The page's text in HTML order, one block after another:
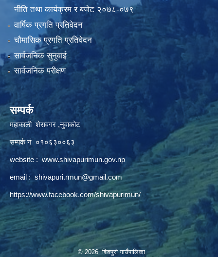
नीति तथा कार्यक्रम र बजेट २०७८-०७९
वार्षिक प्रगति प्रतिवेदन
चौमासिक प्रगति प्रतिवेदन
सार्वजनिक सुनुवाई
सार्वजनिक परीक्षण
सम्पर्क
महाकाली शेरावगर ,नुवाकोट
सम्पर्क नं ०१०६३००६३
website : www.shivapurimun.gov.np
email : shivapuri.rmun@gmail.com
https://www.facebook.com/shivapurimun/
© 2026 शिवपुरी गाउँपालिका